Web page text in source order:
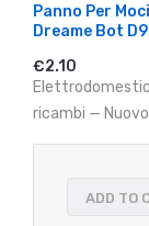
Panno Per
Dreame Bot D9
€2.10
ricambi — Nuovo
ADD TO